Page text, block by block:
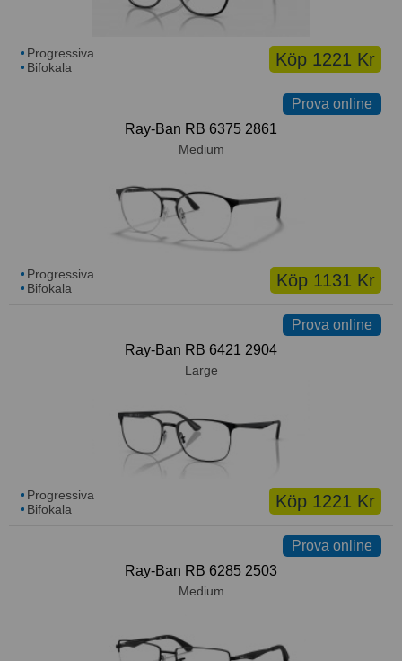
Köp 1221 Kr
Progressiva
Bifokala
Prova online
Ray-Ban RB 6375 2861
Medium
Köp 1131 Kr
Progressiva
Bifokala
Prova online
Ray-Ban RB 6421 2904
Large
Köp 1221 Kr
Progressiva
Bifokala
Prova online
Ray-Ban RB 6285 2503
Medium